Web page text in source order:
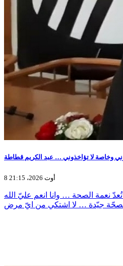
وخاصة لا تؤاخذوني … عبد الكريم قطاطة
8 أوت 2026، 21:15
نعمة الصحة … وانا انعم عليّ الله